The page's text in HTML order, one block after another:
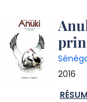
Détail
2016